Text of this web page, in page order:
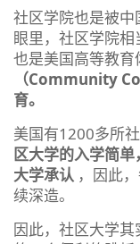
社区学院也是被
眼里，社区学院
也是美国高等教育
（Community
育。
美国有1200多所
区大学的入学简
大学承认 ，因此
续深造。
因此，社区大学